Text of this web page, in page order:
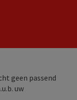
geen passend
uw